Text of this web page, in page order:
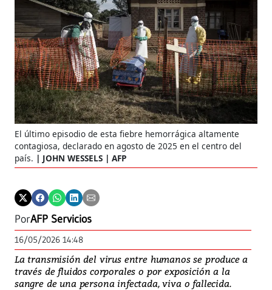
El último episodio de esta fiebre hemorrágica altamente
contagiosa, declarado en agosto de 2025 en el centro del
país.
JOHN WESSELS | AFP
PorAFP Servicios
16/05/2026 14:48
La transmisión del virus entre humanos se produce a
través de fluidos corporales o por exposición a la
sangre de una persona infectada, viva o fallecida.